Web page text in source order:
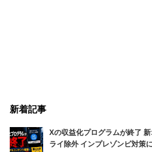
新着記事
Xの収益化プログラムが終了 新オリジナルコンテンツ報酬でリプ
ライ除外 インプレゾンビ